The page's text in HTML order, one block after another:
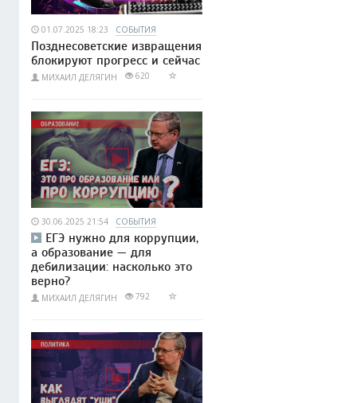
01.07.2025 18:23 СОБЫТИЯ
Позднесоветские извращения
блокируют прогресс и сейчас
МИХАИЛ ДЕЛЯГИН 620
30.06.2025 21:54 СОБЫТИЯ
ЕГЭ нужно для коррупции,
а образование — для
дебилизации: насколько это
верно?
МИХАИЛ ДЕЛЯГИН 792